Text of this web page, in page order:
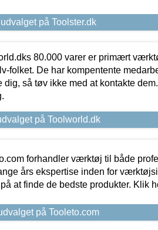
på Toolster.dk
80.000 varer er primært
folket. De har kompentente
dig, så tøv ikke med at kontakte
på Toolworld.dk
forhandler værktøj til både
års ekspertise inden for
at finde de bedste produkter. Klik
på Tooleto.com